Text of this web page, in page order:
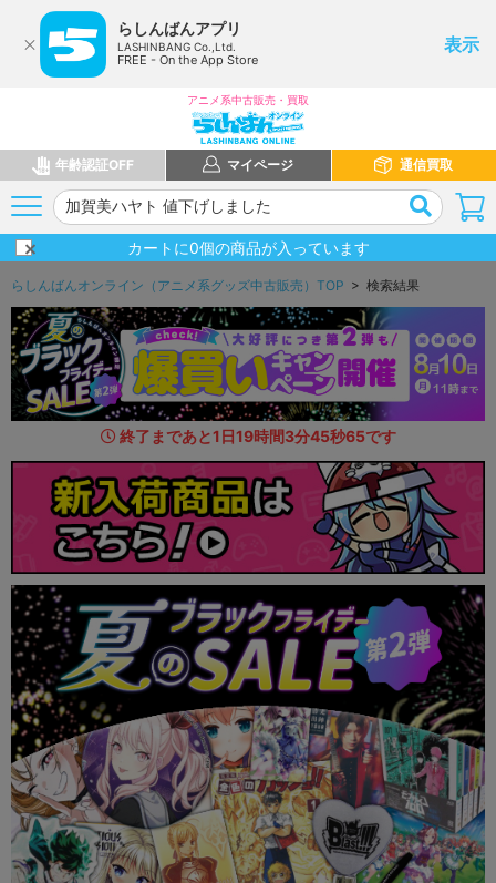
らしんばんアプリ
LASHINBANG Co.,Ltd.
FREE - On the App Store
表示
アニメ系中古販売・買取
年齢認証OFF マイページ 通信買取
カートに0個の商品が入っています
らしんばんオンライン（アニメ系グッズ中古販売）TOP > 検索結果
終了まであと1日19時間3分44秒27です